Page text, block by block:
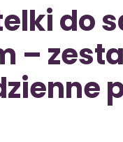
do
–